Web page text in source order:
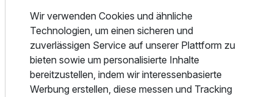
Das Sunday Resort Schwielowsee bietet seinen Gästen
eine köstliche saisonale Küche in verschiedenen
Restaurants: Im Seapoint Restaurant des Resorts
genießen Sie internationale Küche. Das Harbour
Restaurant ist die perfekte Szenerie für die Kreationen aus
der offenen Küche des Chefs. Bar Havanna verwöhnt Sie
Wir verwenden Cookies und ähnliche
Technologien, um einen sicheren und
zuverlässigen Service auf unserer Plattform zu
bieten sowie um personalisierte Inhalte
bereitzustellen, indem wir interessenbasierte
Werbung erstellen, diese messen und Tracking